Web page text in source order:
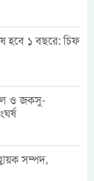
হবে ১ বছরে: চিফ
ও জকসু-
সম্পদ,